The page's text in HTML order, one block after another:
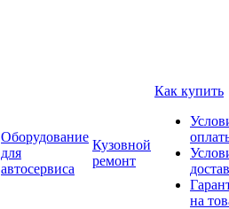
Оборудование
для
автосервиса
Кузовной
ремонт
Как купить
на